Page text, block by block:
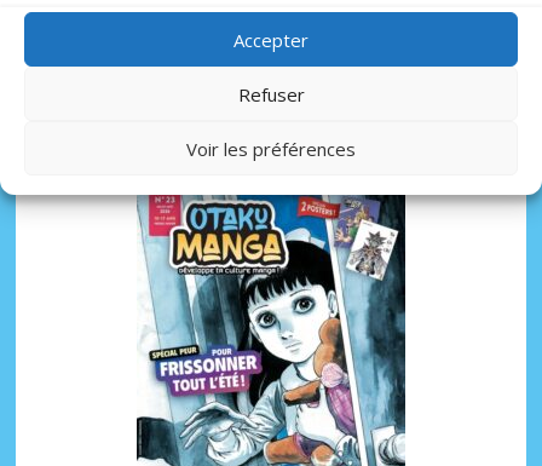
Accepter
Refuser
Voir les préférences
dernier numéro !